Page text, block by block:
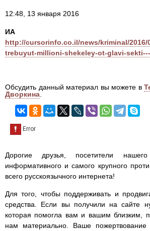
12:48, 13 января 2016
ИА
http://cursorinfo.co.il/news/kriminal/2016/
trebuyut-millioni-shekeley-ot-glavi-
Обсудить данный материал вы можете в
Дворкина
Дорогие друзья, посетители
информативного и самого крупного
всего русскоязычного интернета!
Для того, чтобы поддерживать и
средства. Если вы получили на сайте
которая помогла вам и вашим близким,
нам материально. Ваше пожертвование